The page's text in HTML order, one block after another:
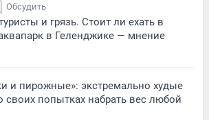
Обсудить
и грязь. Стоит ли ехать в
в Геленджике — мнение
и пирожные»: экстремально худые
попытках набрать вес любой